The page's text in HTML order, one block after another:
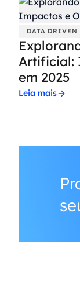
DATA DRIVEN
Artificial:
em 2025
Leia mais